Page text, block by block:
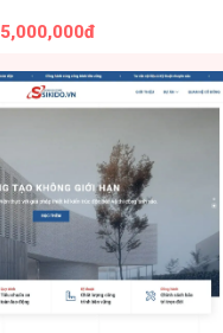
5,000,000đ